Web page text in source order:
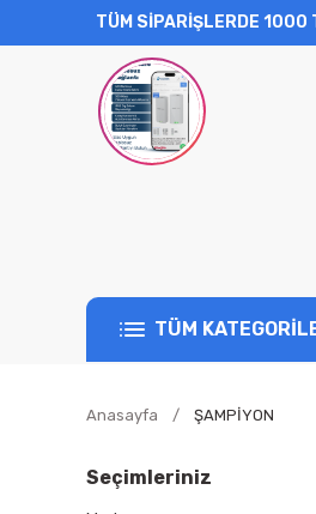
TÜM SİPARİŞLERDE 1000
TÜM
Anasayfa ŞAMPİYON
Seçimleriniz